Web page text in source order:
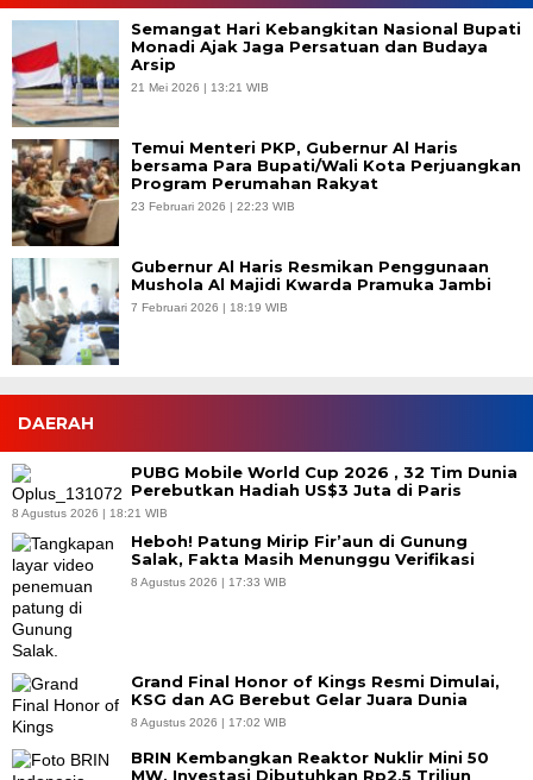
Semangat Hari Kebangkitan Nasional Bupati
Monadi Ajak Jaga Persatuan dan Budaya
Arsip
21 Mei 2026 | 13:21 WIB
Temui Menteri PKP, Gubernur Al Haris
bersama Para Bupati/Wali Kota Perjuangkan
Program Perumahan Rakyat
23 Februari 2026 | 22:23 WIB
Gubernur Al Haris Resmikan Penggunaan
Mushola Al Majidi Kwarda Pramuka Jambi
7 Februari 2026 | 18:19 WIB
DAERAH
PUBG Mobile World Cup 2026 , 32 Tim Dunia
Perebutkan Hadiah US$3 Juta di Paris
8 Agustus 2026 | 18:21 WIB
Heboh! Patung Mirip Fir’aun di Gunung
Salak, Fakta Masih Menunggu Verifikasi
8 Agustus 2026 | 17:33 WIB
Grand Final Honor of Kings Resmi Dimulai,
KSG dan AG Berebut Gelar Juara Dunia
8 Agustus 2026 | 17:02 WIB
BRIN Kembangkan Reaktor Nuklir Mini 50
MW, Investasi Dibutuhkan Rp2,5 Triliun